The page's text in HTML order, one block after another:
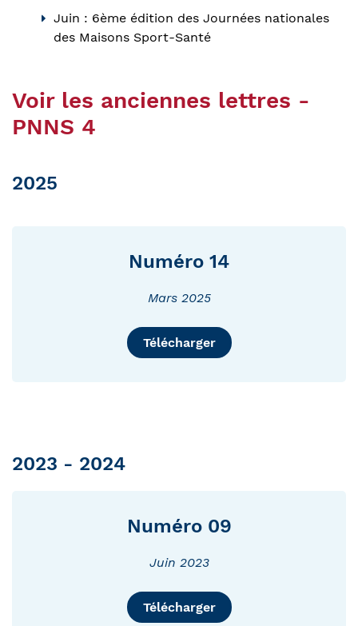
Juin : 6ème édition des Journées nationales
des Maisons Sport-Santé
Voir les anciennes lettres -
PNNS 4
2025
Numéro 14
Mars 2025
Télécharger
2023 - 2024
Numéro 09
Juin 2023
Télécharger